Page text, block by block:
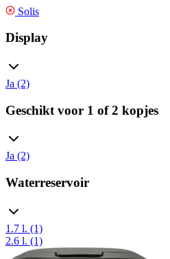
Solis
Display
Ja (2)
Geschikt voor 1 of 2 kopjes
Ja (2)
Waterreservoir
1.7 l. (1)
2.6 l. (1)